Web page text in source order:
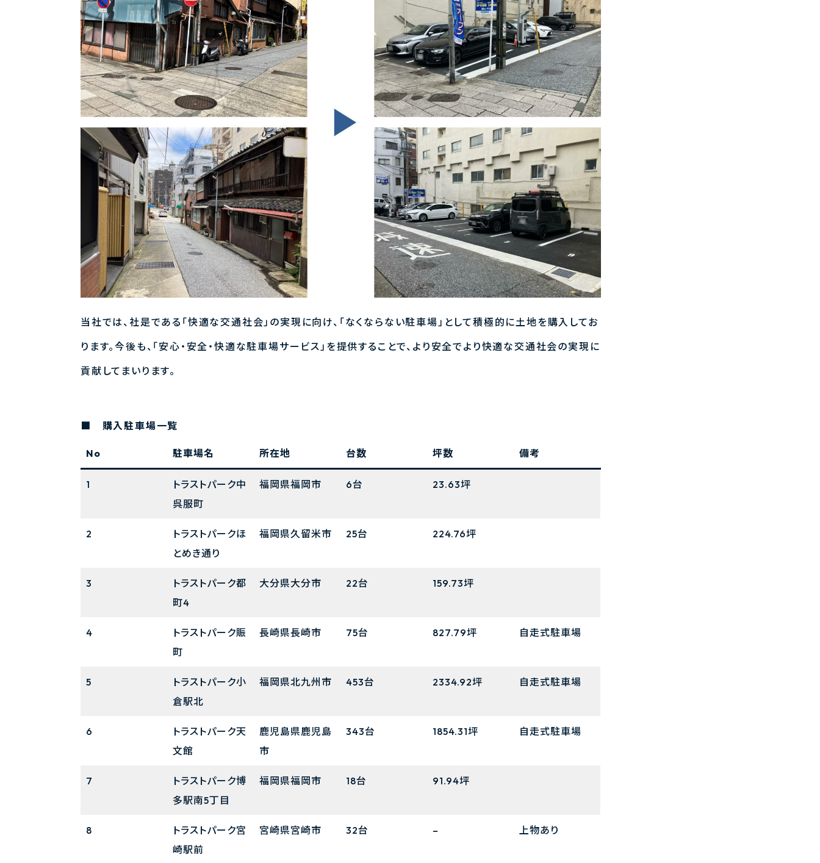
当社では、社是である「快適な交通社会」の実現に向け、「なくならない駐車場」として積極的に土地を購入してお
ります。今後も、「安心・安全・快適な駐車場サービス」を提供することで、より安全でより快適な交通社会の実現に
貢献してまいります。
■ 購入駐車場一覧
No 駐車場名 所在地 台数 坪数 備考
1
トラストパーク中
呉服町
福岡県福岡市 6台 23.63坪
2
トラストパークほ
とめき通り
福岡県久留米市 25台 224.76坪
3
トラストパーク都
町4
大分県大分市 22台 159.73坪
4
トラストパーク賑
町
長崎県長崎市 75台 827.79坪 自走式駐車場
5
トラストパーク小
倉駅北
福岡県北九州市 453台 2334.92坪 自走式駐車場
6
トラストパーク天
文館
鹿児島県鹿児島
市
343台 1854.31坪 自走式駐車場
7
トラストパーク博
多駅南5丁目
福岡県福岡市 18台 91.94坪
8
トラストパーク宮
崎駅前
宮崎県宮崎市 32台 – 上物あり